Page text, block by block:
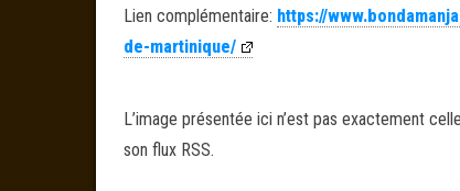
Lien complémentaire: https://
de-martinique/
L’image présentée ici n’est pas exactement
son flux RSS.